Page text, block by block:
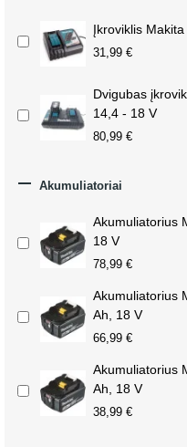
Įkroviklis
31,99 €
Dvigubas
14,4 - 18 V
80,99 €
 Akumuliatoriai
Akumuliatorius
18 V
78,99 €
Akumuliatorius
Ah, 18 V
66,99 €
Akumuliatorius
Ah, 18 V
38,99 €